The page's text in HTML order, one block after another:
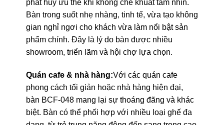
phát huy ưu thế khi không che khuất tầm nhìn.
Bàn trong suốt nhẹ nhàng, tinh tế, vừa tạo không
gian nghỉ ngơi cho khách vừa làm nổi bật sản
phẩm chính. Đây là lý do bàn được nhiều
showroom, triển lãm và hội chợ lựa chọn.
Quán cafe & nhà hàng:Với các quán cafe
phong cách tối giản hoặc nhà hàng hiện đại,
bàn BCF-048 mang lại sự thoáng đãng và khác
biệt. Bàn có thể phối hợp với nhiều loại ghế đa